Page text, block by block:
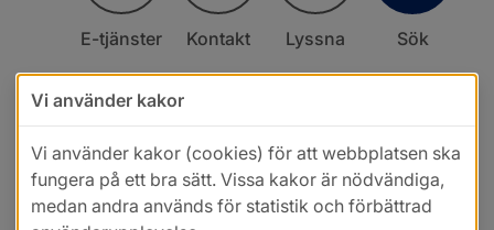
E-tjänster Kontakt Lyssna Sök
Vi använder kakor
Vi använder kakor (cookies) för att webbplatsen ska
fungera på ett bra sätt. Vissa kakor är nödvändiga,
medan andra används för statistik och förbättrad